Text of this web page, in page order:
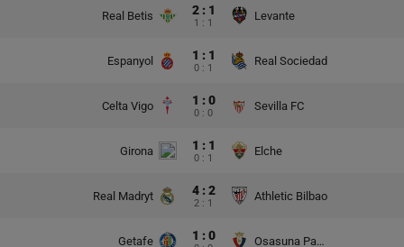
Real Betis 2 : 1
1 : 1
Levante
Espanyol 1 : 1
0 : 1
Real Sociedad
Celta Vigo 1 : 0
0 : 0
Sevilla FC
Girona 1 : 1
0 : 1
Elche
Real Madryt 4 : 2
2 : 1
Athletic Bilbao
Getafe 1 : 0 Osasuna Pampeluna